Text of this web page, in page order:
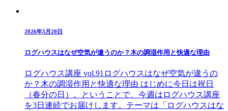
2026年3月20日
ログハウスはなぜ空気が違うのか？木の調湿作用と快適な理由
ログハウス講座 vol.91ログハウスはなぜ空気が違うの
か？木の調湿作用と快適な理由 はじめに今日は祝日
（春分の日）。ということで、今週はログハウス講座
を3日連続でお届けします。テーマは「ログハウスはな